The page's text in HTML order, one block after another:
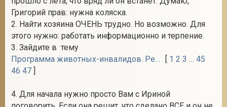
Григорий прав: нужна коляска.
2. Найти хозяина ОЧЕНЬ трудно. Но возможно. Для
этого нужно: работать информационно и терпение.
3. Зайдите в тему
Программа животных-инвалидов. Реальное воплощение в жизнь
[ 1 2 3 … 45
46 47 ]
4. Для начала нужно просто Вам с Ириной